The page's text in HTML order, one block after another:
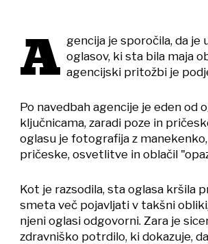
A gencija je sporočila, da
oglasov, ki sta bila maja
agencijski pritožbi je
Po navedbah agencije je eden od
ključnicama, zaradi poze in
oglasu je fotografija z
pričeske, osvetlitve in oblačil
Kot je razsodila, sta oglasa kršila
smeta več pojavljati v takšni
njeni oglasi odgovorni. Zara je
zdravniško potrdilo, ki dokazuje,